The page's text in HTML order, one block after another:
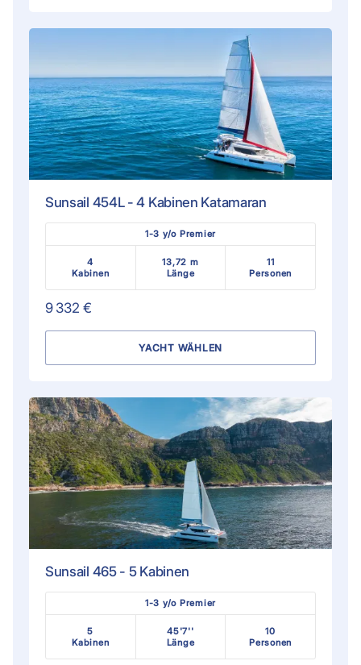
Sunsail 454L - 4 Kabinen Katamaran
1-3 y/o Premier
4
Kabinen
13,72 m
Länge
11
Personen
9 332 €
YACHT WÄHLEN
Sunsail 465 - 5 Kabinen
1-3 y/o Premier
5
Kabinen
45'7''
Länge
10
Personen